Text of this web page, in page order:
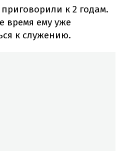
к 2 годам.
время ему уже
к служению.